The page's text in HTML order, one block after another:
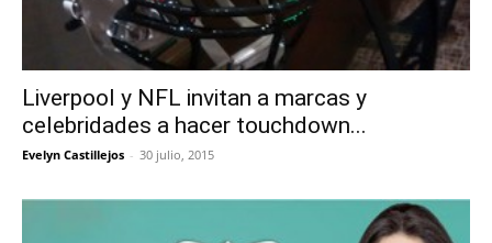
Liverpool y NFL invitan a marcas y
celebridades a hacer touchdown...
Evelyn Castillejos - 30 julio, 2015